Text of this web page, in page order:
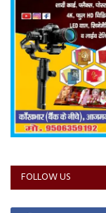
FOLLOW US